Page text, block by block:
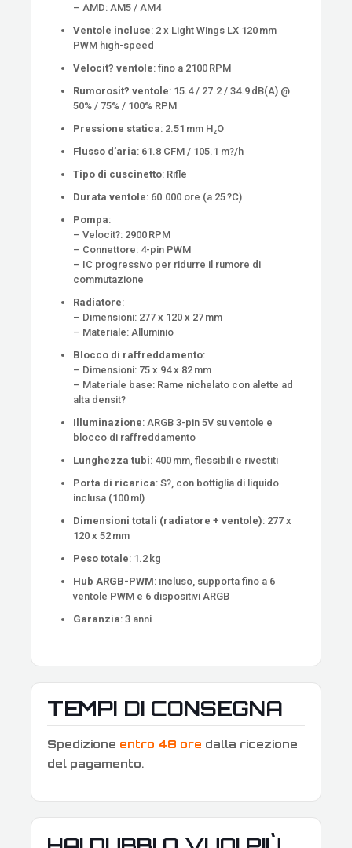
– AMD: AM5 / AM4
Ventole incluse: 2 x Light Wings LX 120 mm
PWM high-speed
Velocit? ventole: fino a 2100 RPM
Rumorosit? ventole: 15.4 / 27.2 / 34.9 dB(A) @
50% / 75% / 100% RPM
Pressione statica: 2.51 mm H₂O
Flusso d’aria: 61.8 CFM / 105.1 m?/h
Tipo di cuscinetto: Rifle
Durata ventole: 60.000 ore (a 25 ?C)
Pompa:
– Velocit?: 2900 RPM
– Connettore: 4-pin PWM
– IC progressivo per ridurre il rumore di
commutazione
Radiatore:
– Dimensioni: 277 x 120 x 27 mm
– Materiale: Alluminio
Blocco di raffreddamento:
– Dimensioni: 75 x 94 x 82 mm
– Materiale base: Rame nichelato con alette ad
alta densit?
Illuminazione: ARGB 3-pin 5V su ventole e
blocco di raffreddamento
Lunghezza tubi: 400 mm, flessibili e rivestiti
Porta di ricarica: S?, con bottiglia di liquido
inclusa (100 ml)
Dimensioni totali (radiatore + ventole): 277 x
120 x 52 mm
Peso totale: 1.2 kg
Hub ARGB-PWM: incluso, supporta fino a 6
ventole PWM e 6 dispositivi ARGB
Garanzia: 3 anni
TEMPI DI CONSEGNA
Spedizione entro 48 ore dalla ricezione
del pagamento.